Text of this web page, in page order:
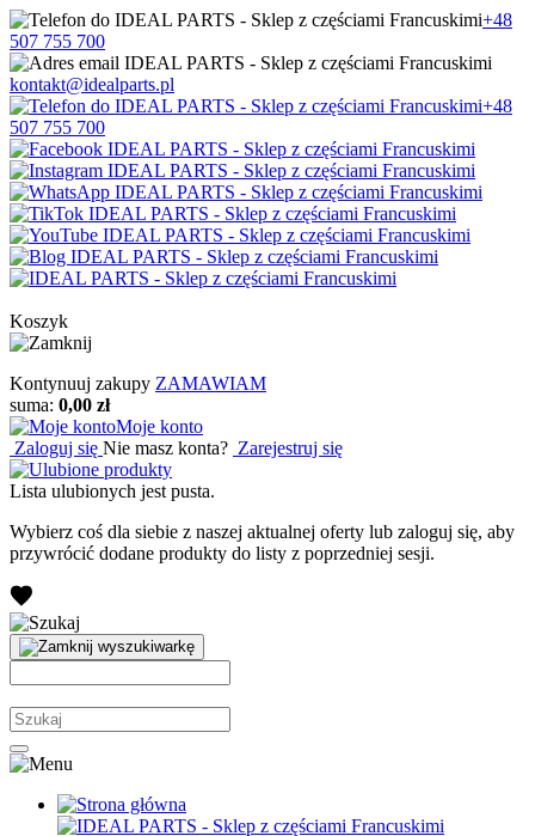
+48
507 755 700
kontakt@idealparts.pl
+48
507 755 700
Koszyk
Kontynuuj zakupy ZAMAWIAM
suma: 0,00 zł
Moje konto
Zaloguj się Nie masz konta? Zarejestruj się
Lista ulubionych jest pusta.
Wybierz coś dla siebie z naszej aktualnej oferty lub zaloguj się, aby
przywrócić dodane produkty do listy z poprzedniej sesji.